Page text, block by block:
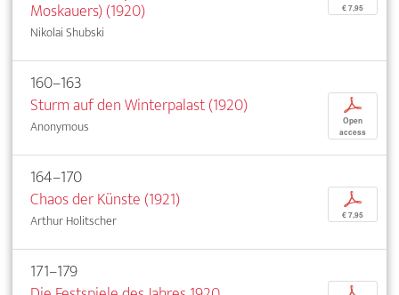
Moskauers) (1920)
Nikolai Shubski
€ 7,95
160–163
Sturm auf den Winterpalast (1920)
Anonymous
p
Open
access
164–170
Chaos der Künste (1921)
Arthur Holitscher
p
€ 7,95
171–179